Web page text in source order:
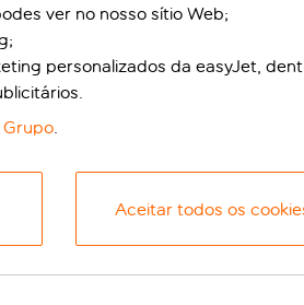
ver no nosso sítio Web;
personalizados da easyJet,
Grupo.
Aceitar todos os